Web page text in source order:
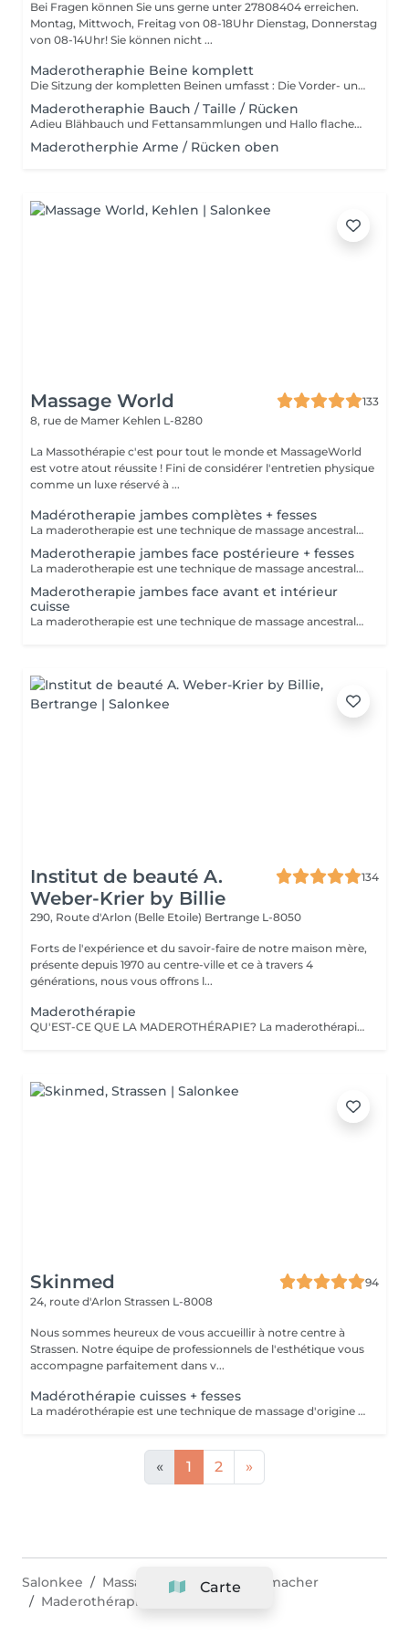
Bei Fragen können Sie uns gerne unter 27808404 erreichen.
Montag, Mittwoch, Freitag von 08-18Uhr Dienstag, Donnerstag
von 08-14Uhr! Sie können nicht ...
Maderotheraphie Beine komplett
Die Sitzung der kompletten Beinen umfasst : Die Vorder- und Rückseite der Beine sowie das Gesäß. Wird mit Hilfe von Holzutensilien in verschiedenen Größen und Formen durchgeführt, die speziell dafür entworfen wurden, sich den Körperlinien anzupassen. - Anti-Cellulite - Eine Alternative zu chirurgischen Eingriffen - Beschleunigt den Stoffwechsel - Aktiviert das Lymphsystem - Strafft und festigt die Haut - Bringt den Körper in Form und verleiht ihm Volumen. - Nach der Operation Schmerzfrei!
Maderotheraphie Bauch / Taille / Rücken
Adieu Blähbauch und Fettansammlungen und Hallo flacher Bauch!
Maderotherphie Arme / Rücken oben
Massage World
133
8, rue de Mamer Kehlen L-8280
La Massothérapie c'est pour tout le monde et MassageWorld
est votre atout réussite ! Fini de considérer l'entretien physique
comme un luxe réservé à ...
Madérotherapie jambes complètes + fesses
La maderotherapie est une technique de massage ancestrale d'origine colombienne visant à modeler la silhouette tout en réduisant la cellulite. Notre séance de maderotherapie jambes complètes comprend : L'avant et l'arrière des jambes ainsi que l'intérieur et l'extérieur mais également les fesses si souhaités La séance est réalisée à l'aide d'ustensiles en bois spécifiquement étudiés pour s'adapter aux lignes du corps, re sculpter, et detoxifier. - Anti cellulite - Raffermit et tonifie la peau - Redessine le corps et ses volumes - Active le système lymphatique - Alternative à la chirurgie esthétique ou post opératoire -
Maderotherapie jambes face postérieure + fesses
La maderotherapie est une technique de massage ancestrale d'origine colombienne visant à modeler la silhouette tout en réduisant la cellulite. La séance est réalisée à l'aide d'ustensiles en bois spécifiquement étudiés pour s'adapter aux lignes du corps, re sculpter, et detoxifier votre corps. - Anti cellulite - Raffermit et tonifie la peau - Redessine le corps et ses volumes - Active le système lymphatique - Alternative à la chirurgie esthétique ou post opératoire -
Maderotherapie jambes face avant et intérieur
cuisse
La maderotherapie est une technique de massage ancestrale d'origine colombienne visant à modeler la silhouette tout en réduisant la cellulite. La séance est réalisée à l'aide d'ustensiles en bois spécifiquement étudiés pour s'adapter aux lignes du corps, re sculpter, et detoxifier. - Anti cellulite - Raffermit et tonifie la peau - Redessine le corps et ses volumes - Active le système lymphatique - Alternative à la chirurgie esthétique ou post opératoire -
Institut de beauté A.
Weber-Krier by Billie
134
290, Route d'Arlon (Belle Etoile) Bertrange L-8050
Forts de l'expérience et du savoir-faire de notre maison mère,
présente depuis 1970 au centre-ville et ce à travers 4
générations, nous vous offrons l...
Maderothérapie
QU'EST-CE QUE LA MADEROTHÉRAPIE? La maderothérapie c'est une technique de massage issue de la médecine orientale et qui consiste en l'application d'un massage corporel ou facial avec des instruments en bois, ce qui permet un remodelage complet. Les différentes formes et tailles de ces instruments permettent d'appliquer le massage avec plus ou moins d'intensité, en plus de l'adapter aux différentes parties du corps. De nos jours, ce type de massage peut être appliqué sur pratiquement tout le corps : jambes, abdomen, taille, flancs, dos et bras, ainsi que sur le visage et une partie du cou (double menton). Un des grands avantages de ce traitement c'est qu'il est totalement naturel puisqu'il est réalisé avec des instruments en bois et qu'il est non-invasif. Objectifs: Réduire la graisse et la cellulite. Activer la circulation sanguine et lymphatique. Réduire le contour et modeler la silhouette. Drainer et tonifier la peau. Créer également un effet relaxant sur la musculature. Fournir une hydratation supplémentaire à la peau. Stimuler l'équilibre énergétique. LA MADEROTHÉRAPIE FACIALE c'est un complément parfait des traitements de rajeunissement, qui : a des effets raffermissants et tonifiants, active la circulation sanguine et lymphatique du visage, contribuant ainsi à améliorer l'apparence de la peau, active la production de collagène et d'élastine, agit également sur les muscles du visage, apportant de la tonicité .
Skinmed
94
24, route d'Arlon Strassen L-8008
Nous sommes heureux de vous accueillir à notre centre à
Strassen. Notre équipe de professionnels de l'esthétique vous
accompagne parfaitement dans v...
Madérothérapie cuisses + fesses
La madérothérapie est une technique de massage d'origine colombienne qui utilise des instruments en bois spécialement conçus pour le modelage du corps. Le mot vient de l'espagnol "madera", qui signifie "bois". La madérothérapie est une technique de massage naturelle et non invasive qui repose sur l'utilisation d'outils en bois de différentes formes (rouleaux, ventouses, spatules, champignons, etc.) pour stimuler le corps. Objectifs principaux : - Réduction de la cellulite - Drainage lymphatique - Raffermissement de la peau - Remodelage du corps - Amélioration de la circulation sanguine - Relaxation musculaire et réduction du stress. Contre-indications: - grossesse - Infections aiguës - Thrombose / phlébite - Insuffisance cardiaque non compensée - cancer / Tumeurs malignes (sans avis médical) - Fièvre - règles hémorragiques / premiers 5 jours de règles - surcharge rénale - pathologies liées à l'appareil reproducteur - maladies de la peau - les ecchymoses - dysfonctionnement du système immunitaire
« 1 2 »
Carte
Salonkee Massage & Spa
Grevenmacher
Maderothérapie